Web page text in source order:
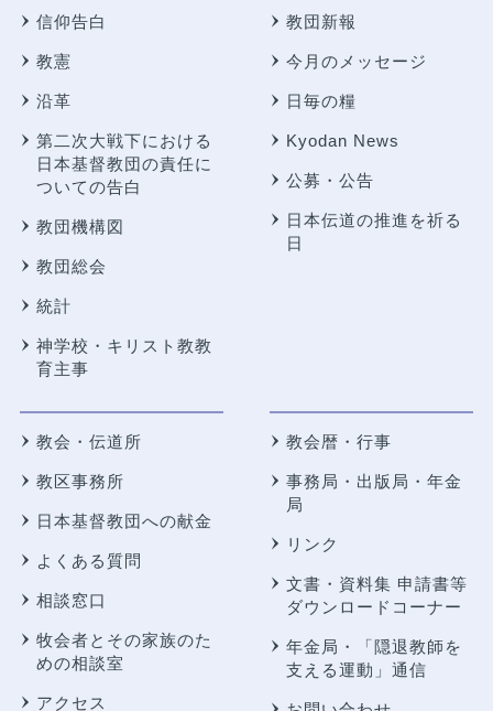
信仰告白
教憲
沿革
第二次大戦下における
日本基督教団の責任に
ついての告白
教団機構図
教団総会
統計
神学校・キリスト教教
育主事
教団新報
今月のメッセージ
日毎の糧
Kyodan News
公募・公告
日本伝道の推進を祈る
日
教会・伝道所
教区事務所
日本基督教団への献金
よくある質問
相談窓口
牧会者とその家族のた
めの相談室
アクセス
教会暦・行事
事務局・出版局・年金
局
リンク
文書・資料集 申請書等
ダウンロードコーナー
年金局・
「隠退教師を
支える運動」通信